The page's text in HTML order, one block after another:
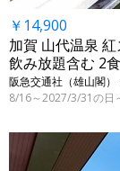
￥14,900
加賀 山代温泉
飲み放題含む 2
阪急交通社（雄山閣）
8/16～2027/3/31の日